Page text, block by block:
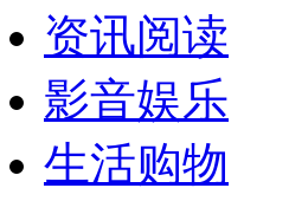
资讯阅读
影音娱乐
生活购物